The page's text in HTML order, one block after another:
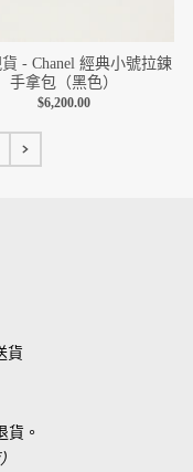
- Chanel 經典小號拉鍊
手拿包（黑色）
$6,200.00
貨
貨。